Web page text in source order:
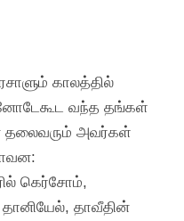
காலத்தில்
வந்த தங்கள்
தலைவரும் அவர்கள்
கெர்சோம்,
தானியேல், தாவீதின்